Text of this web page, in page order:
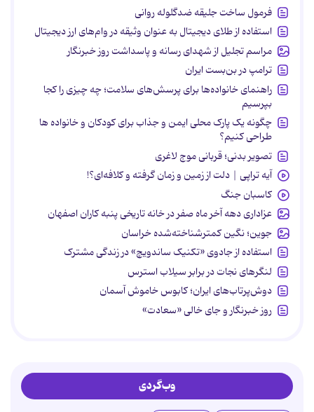
فرمول ساخت جلیقه ضدگلوله روانی
استفاده از طلای دیجیتال به عنوان وثیقه در وام‌های ارز دیجیتال
مراسم تجلیل از شهدای رسانه و پاسداشت روز خبرنگار
ترامپ در بن‌بست ایران
راهنمای خانواده‌ها برای پرسش‌های سلامت؛ چه چیزی را کجا
بپرسیم
چگونه یک پارک محلی ایمن و جذاب برای کودکان و خانواده ها
طراحی کنیم؟
تصویر بدنی؛ قربانی موج لاغری
آیه تراپی | دلت از زمین و زمان گرفته و کلافه‌ای؟!
کاسبان جنگ
عزاداری دهه آخر ماه صفر در خانه تاریخی پنبه کاران اصفهان
جوین؛ نگین کمترشناخته‌شده خراسان
استفاده از جادوی «تکنیک ساندویچ» در زندگی مشترک
لنگرهای نجات در برابر سیلاب استرس
دوش‌پرتاب‌های ایران؛ کابوس خاموش آسمان
روز خبرنگار و جای خالی «سعادت»
وب‌گردی